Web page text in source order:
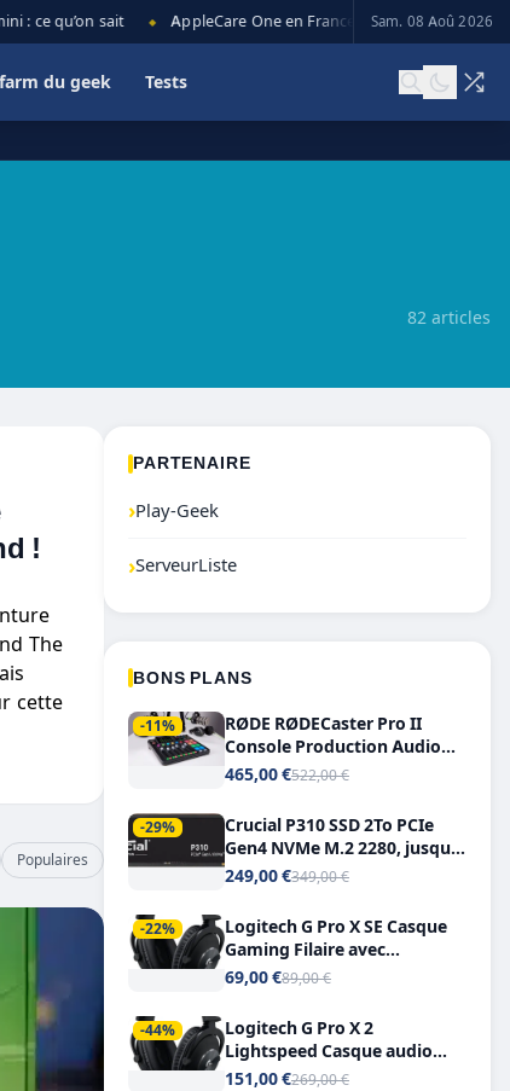
qu’on sait ◆ AppleCare One en France : prix, couverture et
Sam. 08 Aoû 2026
du geek Tests
82 articles
!
The
cette
Populaires
PARTENAIRE
›Play-Geek
›ServeurListe
BONS PLANS
-11%
RØDE RØDECaster Pro II
Console Production Audio
Tout-en-Un, Bluetooth et
465,00 €522,00 €
-29%
Crucial P310 SSD 2To PCIe
Gen4 NVMe M.2 2280, jusqu’à
7.100 Mo/s
249,00 €349,00 €
-22%
Logitech G Pro X SE Casque
Gaming Filaire avec
Microphone Micro
7.1
69,00 €89,00 €
-44%
Logitech G Pro X 2
Lightspeed Casque audio
bluetooth
151,00 €269,00 €